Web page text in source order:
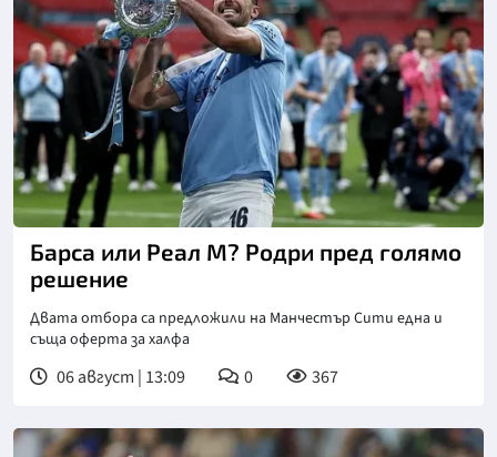
Барса или Реал М? Родри пред голямо
решение
Двата отбора са предложили на Манчестър Сити една и
съща оферта за халфа
06 август | 13:09 0 367